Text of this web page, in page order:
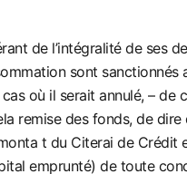
de l’intégralité de
sont
où il serait annulé, –
des fonds, de dire
t du Citerai de Crédit
emprunté) de toute